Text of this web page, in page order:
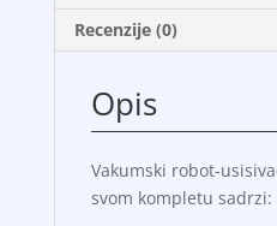
Recenzije (0)
Opis
Vakumski robot-
svom kompletu sadrzi: